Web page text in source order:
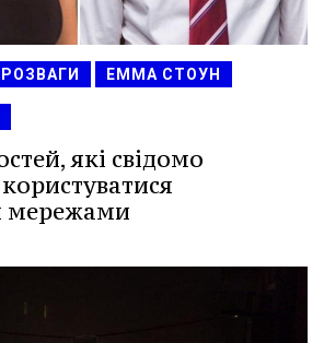
ЕММА СТОУН
які свідомо
мережами